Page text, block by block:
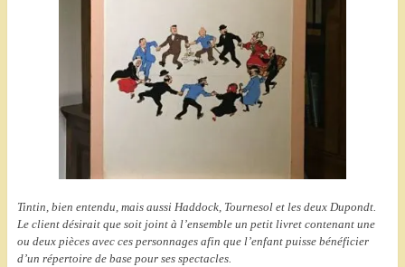
Tintin, bien entendu, mais aussi Haddock, Tournesol et les deux Dupondt.
Le client désirait que soit joint à l’ensemble un petit livret contenant une
ou deux pièces avec ces personnages afin que l’enfant puisse bénéficier
d’un répertoire de base pour ses spectacles.